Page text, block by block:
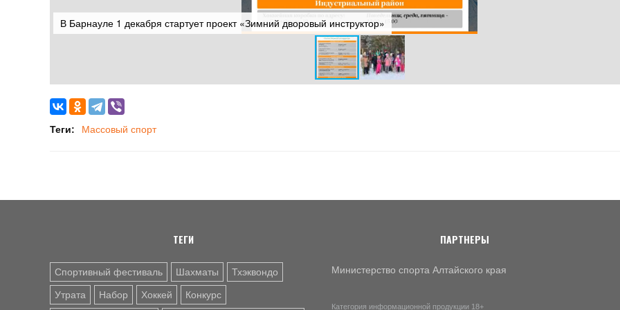
В Барнауле 1 декабря стартует проект «Зимний дворовый инструктор»
Теги: Массовый спорт
ТЕГИ
Спортивный фестиваль Шахматы Тхэквондо
Утрата Набор Хоккей Конкурс
ПАРТНЕРЫ
Министерство спорта Алтайского края
Категория информационной продукции 18+